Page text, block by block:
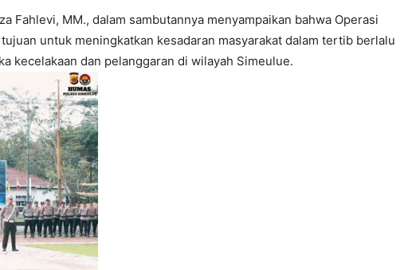
Fahlevi, MM., dalam sambutannya menyampaikan bahwa Operasi
untuk meningkatkan kesadaran masyarakat dalam tertib berlalu
kecelakaan dan pelanggaran di wilayah Simeulue.